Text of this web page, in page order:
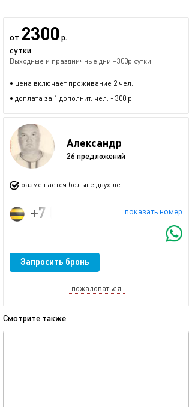
от 2300 р.
сутки
Выходные и праздничные дни +300р сутки
• цена включает проживание 2 чел.
• доплата за 1 дополнит. чел. - 300 р.
Александр
26 предложений
размещается больше двух лет
показать номер
+7 (963) 778-19-37
Запросить бронь
пожаловаться
Смотрите также